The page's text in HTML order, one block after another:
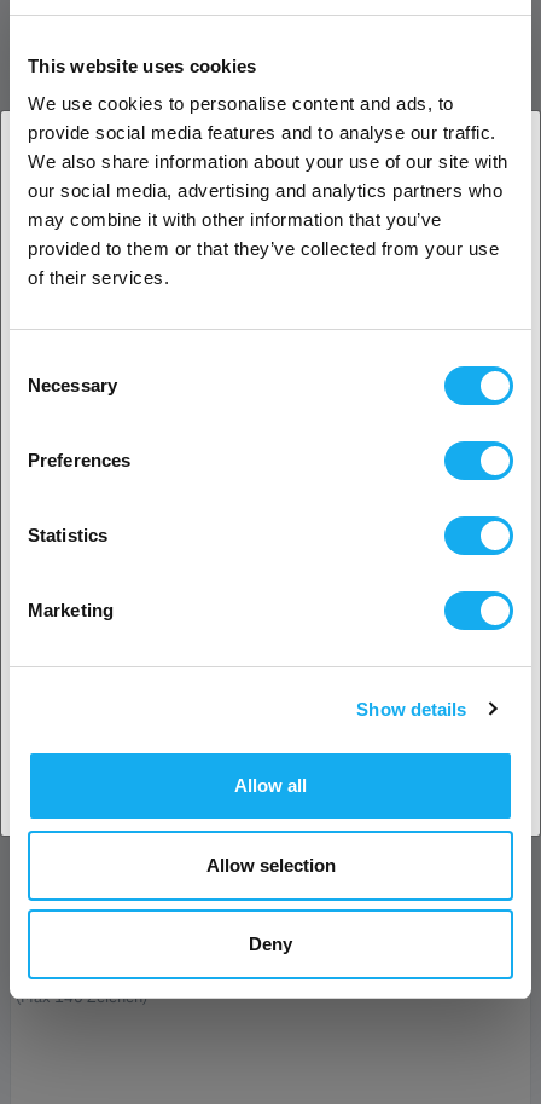
This website uses cookies
We use cookies to personalise content and ads, to
provide social media features and to analyse our traffic.
We also share information about your use of our site with
our social media, advertising and analytics partners who
may combine it with other information that you’ve
provided to them or that they’ve collected from your use
of their services.
Selection
Necessary
Preferences
Statistics
Marketing
Show details
Allow all
Allow selection
Deny
Fragen zum Produkt
PRODUKTBESCHREIBUNG
BEWERTUNGEN
FRAGEN ZUM PRODUKT?
1. Sind Sie Geschäftskunde oder Privatkunde?
Geschäftskunde
Privatkunde